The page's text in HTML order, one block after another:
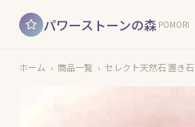
パワーストーンの森 POMORI
ホーム › 商品一覧 › セレクト天然石 置き石